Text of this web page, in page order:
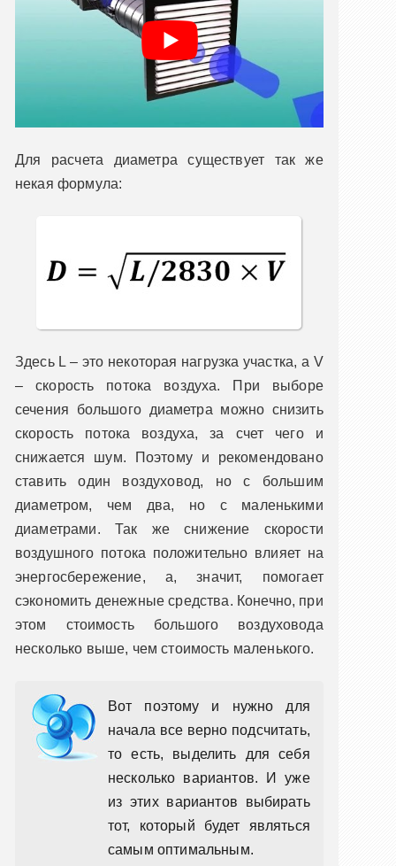
Для расчета диаметра существует так же
некая формула:
Здесь L – это некоторая нагрузка участка, а V
– скорость потока воздуха. При выборе
сечения большого диаметра можно снизить
скорость потока воздуха, за счет чего и
снижается шум. Поэтому и рекомендовано
ставить один воздуховод, но с большим
диаметром, чем два, но с маленькими
диаметрами. Так же снижение скорости
воздушного потока положительно влияет на
энергосбережение, а, значит, помогает
сэкономить денежные средства. Конечно, при
этом стоимость большого воздуховода
несколько выше, чем стоимость маленького.
Вот поэтому и нужно для
начала все верно подсчитать,
то есть, выделить для себя
несколько вариантов. И уже
из этих вариантов выбирать
тот, который будет являться
самым оптимальным.